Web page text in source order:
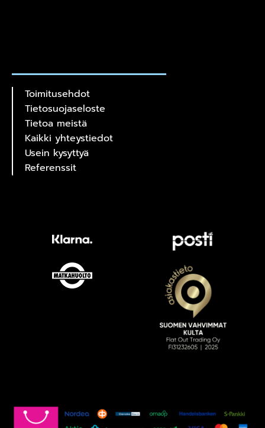
Toimitusehdot
Tietosuojaseloste
Tietoa meistä
Kaikki yhteystiedot
Usein kysyttyä
Referenssit